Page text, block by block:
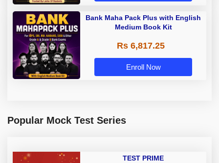
Bank Maha Pack Plus with English
Medium Book Kit
Rs 6,817.25
Enroll Now
Popular Mock Test Series
TEST PRIME